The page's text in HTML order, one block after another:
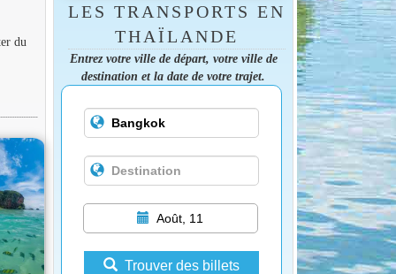
du
LES TRANSPORTS EN
THAÏLANDE
Entrez votre ville de départ, votre ville de
destination et la date de votre trajet.
Août, 11
Trouver des billets